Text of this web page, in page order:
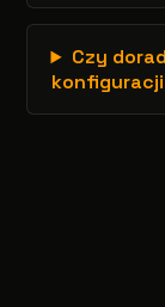
Czy
konfiguracji